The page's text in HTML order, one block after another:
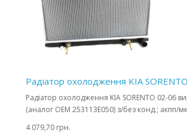
Радіатор охолодження KIA
Радіатор охолодження KIA SORENTO 02-06
(аналог OEM 253113E050) з/без конд.; акпп/
4 079,70 грн.